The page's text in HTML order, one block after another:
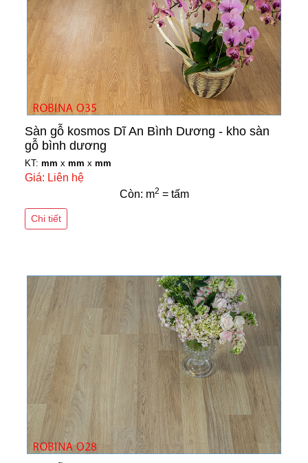
Sàn gỗ kosmos Dĩ An Bình Dương - kho sàn
gỗ bình dương
KT: mm x mm x mm
Giá: Liên hệ
Còn: m2 = tấm
Chi tiết